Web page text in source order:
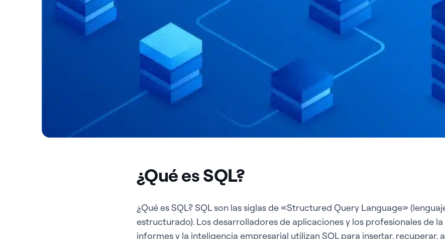
¿Qué es SQL?
¿Qué es SQL? SQL son las siglas de «Structured Query Language»
estructurado). Los desarrolladores de aplicaciones y los profesionales de
informes y la inteligencia empresarial utilizan SQL para insertar, recuperar,